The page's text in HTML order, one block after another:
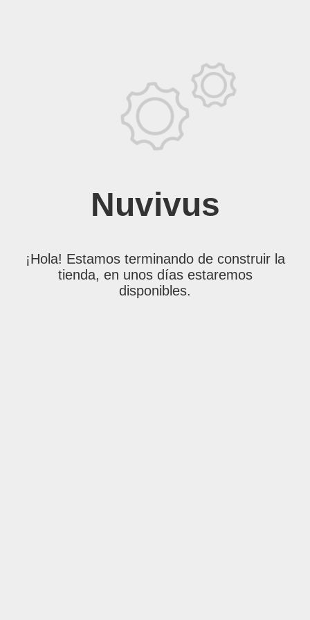
Nuvivus
¡Hola! Estamos terminando de construir la
tienda, en unos días estaremos
disponibles.